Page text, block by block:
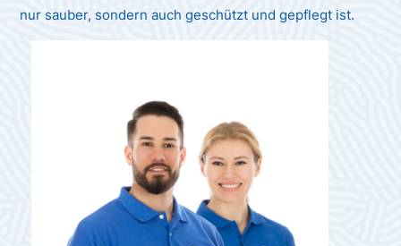
nur sauber, sondern auch geschützt und gepflegt ist.